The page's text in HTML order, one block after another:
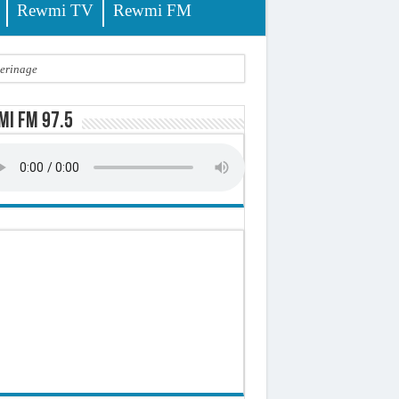
Rewmi TV Rewmi FM
FM 97.5